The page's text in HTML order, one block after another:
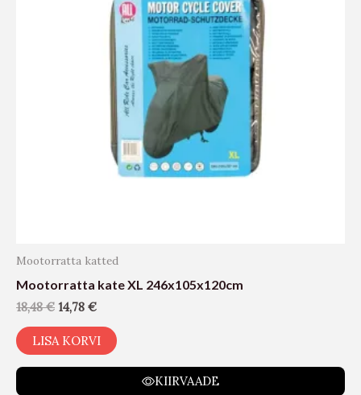
Mootorratta katted
Mootorratta kate XL 246x105x120cm
18,48€ 14,78 €
LISA KORVI
KIIRVAADE